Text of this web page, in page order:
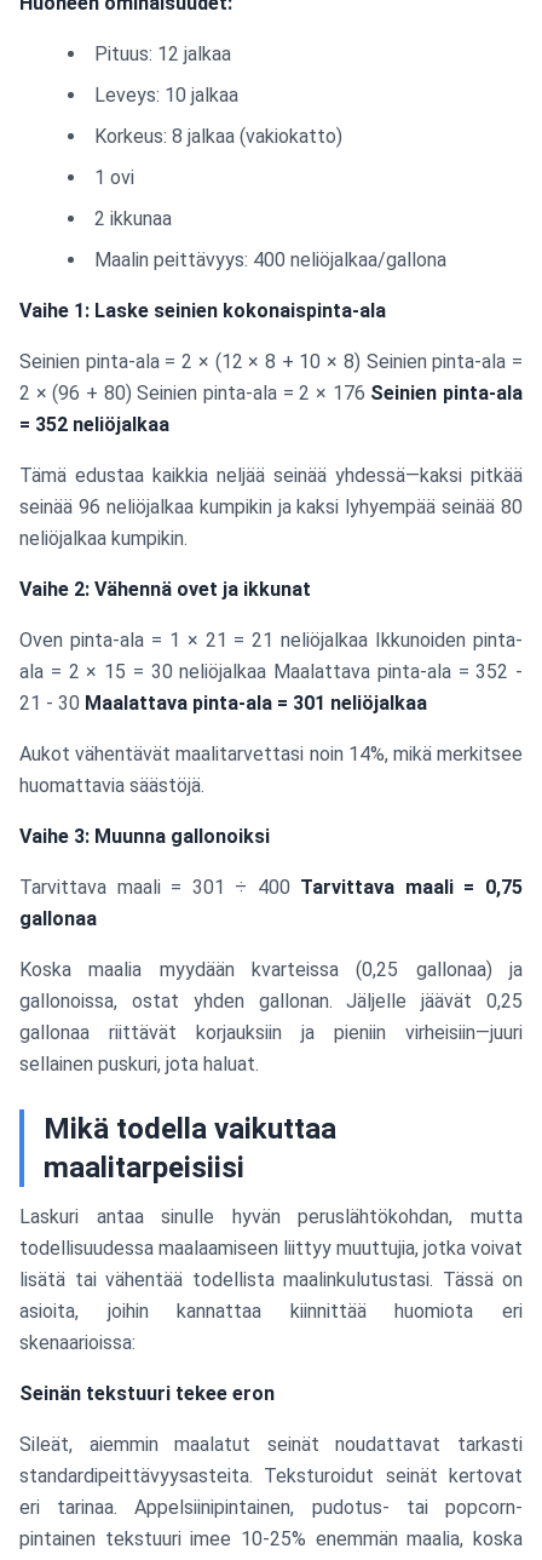
Pituus: 12 jalkaa
Leveys: 10 jalkaa
Korkeus: 8 jalkaa (vakiokatto)
1 ovi
2 ikkunaa
Maalin peittävyys: 400 neliöjalkaa/gallona
Vaihe 1: Laske seinien kokonaispinta-ala
Seinien pinta-ala = 2 × (12 × 8 + 10 × 8) Seinien pinta-ala =
2 × (96 + 80) Seinien pinta-ala = 2 × 176 Seinien pinta-ala
= 352 neliöjalkaa
Tämä edustaa kaikkia neljää seinää yhdessä—kaksi pitkää
seinää 96 neliöjalkaa kumpikin ja kaksi lyhyempää seinää 80
neliöjalkaa kumpikin.
Vaihe 2: Vähennä ovet ja ikkunat
Oven pinta-ala = 1 × 21 = 21 neliöjalkaa Ikkunoiden pinta-
ala = 2 × 15 = 30 neliöjalkaa Maalattava pinta-ala = 352 -
21 - 30 Maalattava pinta-ala = 301 neliöjalkaa
Aukot vähentävät maalitarvettasi noin 14%, mikä merkitsee
huomattavia säästöjä.
Vaihe 3: Muunna gallonoiksi
Tarvittava maali = 301 ÷ 400 Tarvittava maali = 0,75
gallonaa
Koska maalia myydään kvarteissa (0,25 gallonaa) ja
gallonoissa, ostat yhden gallonan. Jäljelle jäävät 0,25
gallonaa riittävät korjauksiin ja pieniin virheisiin—juuri
sellainen puskuri, jota haluat.
Mikä todella vaikuttaa
maalitarpeisiisi
Laskuri antaa sinulle hyvän peruslähtökohdan, mutta
todellisuudessa maalaamiseen liittyy muuttujia, jotka voivat
lisätä tai vähentää todellista maalinkulutustasi. Tässä on
asioita, joihin kannattaa kiinnittää huomiota eri
skenaarioissa:
Seinän tekstuuri tekee eron
Sileät, aiemmin maalatut seinät noudattavat tarkasti
standardipeittävyysasteita. Teksturoidut seinät kertovat
eri tarinaa. Appelsiinipintainen, pudotus- tai popcorn-
pintainen tekstuuri imee 10-25% enemmän maalia, koska